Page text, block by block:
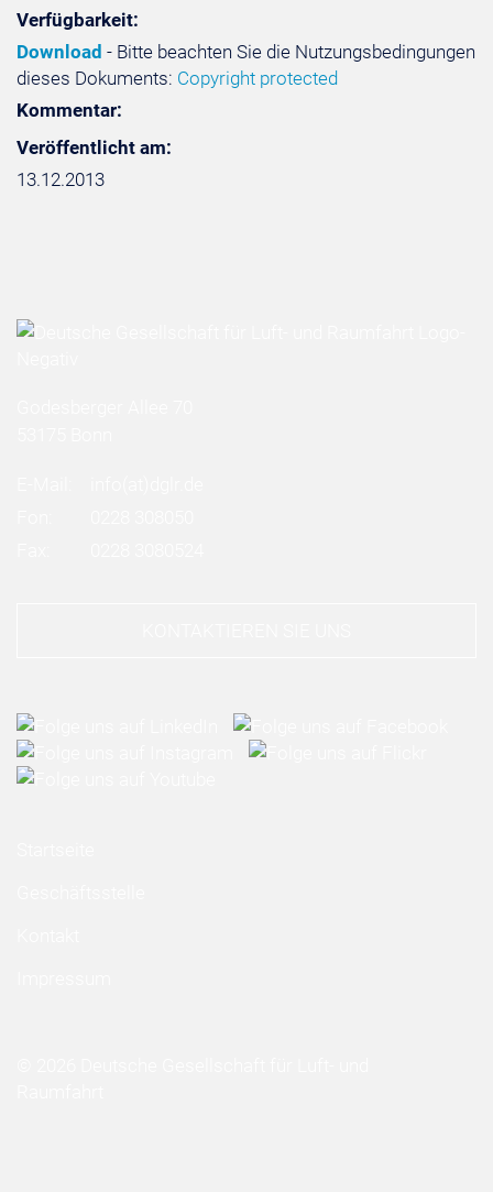
Verfügbarkeit:
Download - Bitte beachten Sie die Nutzungsbedingungen
dieses Dokuments: Copyright protected
Kommentar:
Veröffentlicht am:
13.12.2013